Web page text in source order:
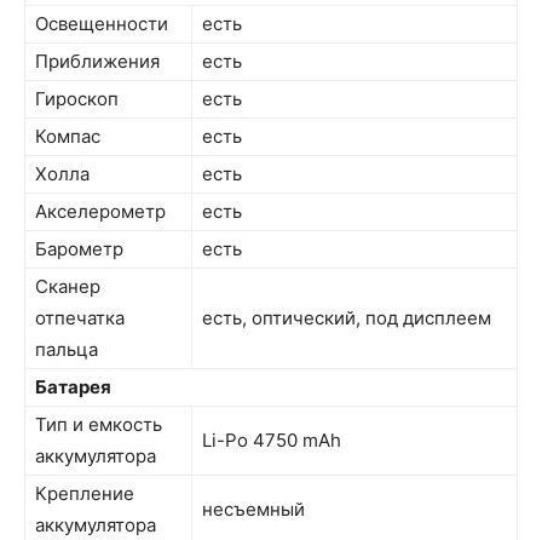
Освещенности
есть
Приближения
есть
Гироскоп
есть
Компас
есть
Холла
есть
Акселерометр
есть
Барометр
есть
Сканер
отпечатка
пальца
есть, оптический, под дисплеем
Батарея
Тип и емкость
аккумулятора
Li-Po 4750 mAh
Крепление
аккумулятора
несъемный